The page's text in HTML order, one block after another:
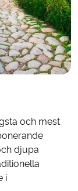
och mest
djupa
i